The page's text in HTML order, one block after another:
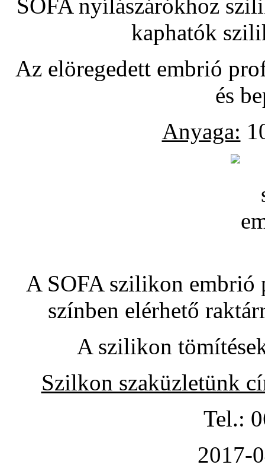
SOFA nyílászárókhoz
kaphatók
Az elöregedett embrió
és
Anyaga:
A SOFA szilikon embrió
színben elérhető
A szilikon
Szilkon szaküzletünk
Tel.:
2017-